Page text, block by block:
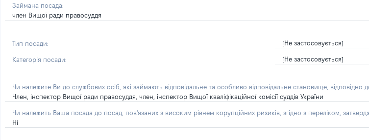
Займана посада:
член Вищої ради правосуддя
Тип посади: [Не застосовується]
Категорія посади: [Не застосовується]
Чи належите Ви до службових осіб, які займають відповідальне та особливо відповідальне становище, відповідно
Член, інспектор Вищої ради правосуддя, член, інспектор Вищої кваліфікаційної комісії суддів України
Чи належить Ваша посада до посад, пов'язаних з високим рівнем корупційних ризиків, згідно з переліком,
Ні